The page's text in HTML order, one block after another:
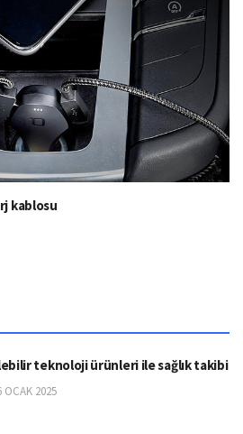
kablosu
teknoloji ürünleri ile sağlık takibi
OCAK 2025